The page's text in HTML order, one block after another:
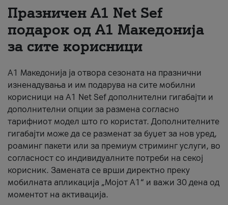
За нас
#ПодобарОнлајн
Празничен A1 Net Sеf
подарок од А1 Македонија
за сите корисници
А1 Македонија ја отвора сезоната на празнични
изненадувања и им подарува на сите мобилни
корисници на A1 Net Sef дополнителни гигабајти и
дополнителни опции за размена согласно
тарифниот модел што го користат. Дополнителните
гигабајти може да се разменат за буџет за нов уред,
роаминг пакети или за премиум стриминг услуги, во
согласност со индивидуалните потреби на секој
корисник. Замената се врши директно преку
мобилната апликација „Мојот А1“ и важи 30 дена од
моментот на активација.